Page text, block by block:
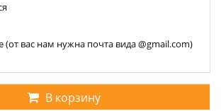
(от вас нам нужна почта вида @gmail.com)
В корзину